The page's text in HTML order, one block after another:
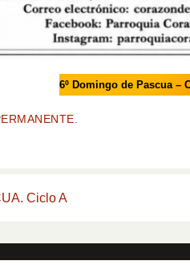
6º Domingo de Pascua –
.
Ciclo A